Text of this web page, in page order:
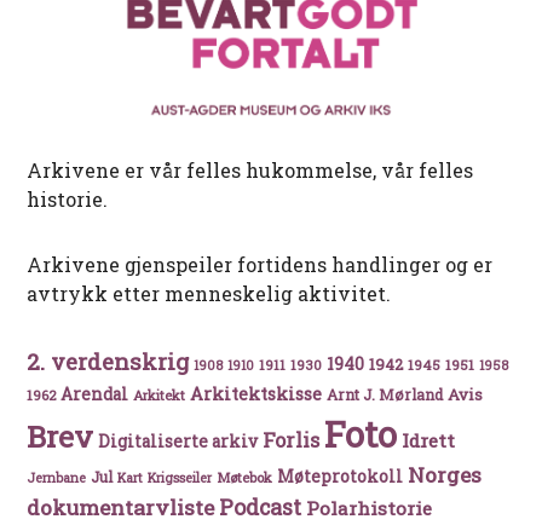
Arkivene er vår felles hukommelse, vår felles
historie.
Arkivene gjenspeiler fortidens handlinger og er
avtrykk etter menneskelig aktivitet.
2. verdenskrig 1908 1910 1911 1930 1940 1942 1945 1951 1958
1962 Arendal Arkitekt Arkitektskisse Arnt J. Mørland Avis
Brev Digitaliserte arkiv Forlis Foto Idrett
Jernbane Jul Kart Krigsseiler Møtebok Møteprotokoll Norges
dokumentarvlistePodcast Polarhistorie